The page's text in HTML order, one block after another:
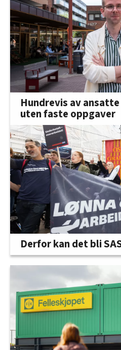
Hundrevis av
uten faste oppgaver
Derfor kan det bli